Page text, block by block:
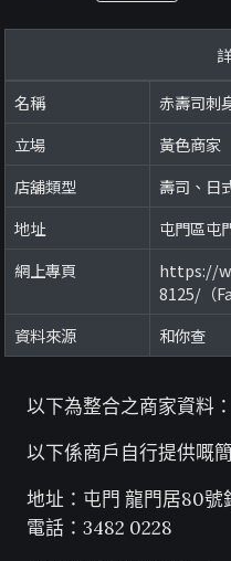
名稱
赤壽司刺
立場
黃色商家
店舖類型
壽司、日
地址
屯門區屯
網上專頁
https://
8125/（
資料來源
和你查
以下為整合之商家資料：
以下係商戶自行提供嘅
地址：屯門 龍門居80號
電話：3482 0228